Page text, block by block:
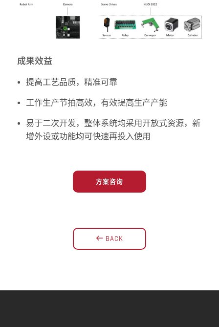
成果效益
提高工艺品质，精准可靠
工作生产节拍高效，有效提高生产产能
易于二次开发，整体系统均采用开放式资源，新
增外设或功能均可快速再投入使用
方案咨询
BACK